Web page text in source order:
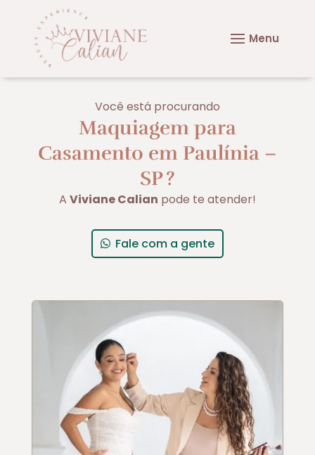
Você está procurando
Maquiagem para
Casamento em Paulínia –
SP?
A Viviane Calian pode te atender!
Fale com a gente